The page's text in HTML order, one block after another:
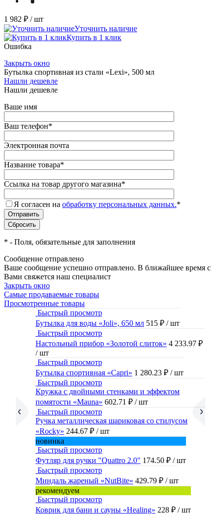
1 982 ₽ / шт
Уточнить наличие
Купить в 1 клик
Ошибка
Закрыть окно
Бутылка спортивная из стали «Lexi», 500 мл
Нашли дешевле
Нашли дешевле
Ваше имя
Ваш телефон*
Электронная почта
Название товара*
Ссылка на товар другого магазина*
Я согласен на обработку персональных данных.*
* - Поля, обязательные для заполнения
Сообщение отправлено
Ваше сообщение успешно отправлено. В ближайшее время с
Вами свяжется наш специалист
Закрыть окно
Самые продаваемые товары
Просмотренные товары
Быстрый просмотр
Бутылка для воды «Joli», 650 мл 515 ₽ / шт
Быстрый просмотр
Настольный прибор «Золотой слиток» 4 233.97 ₽
/ шт
Быстрый просмотр
Бутылка спортивная «Capri» 1 280.23 ₽ / шт
Быстрый просмотр
Кружка с двойными стенками и эффектом
помятости «Mauna» 602.71 ₽ / шт
Быстрый просмотр
Ручка металлическая шариковая со стилусом
«Rocky» 244.67 ₽ / шт
новинка
Быстрый просмотр
Футляр для ручки "Quattro 2.0" 174.50 ₽ / шт
Быстрый просмотр
Миндаль жареный «NutBite» 429.79 ₽ / шт
рекомендуем
Быстрый просмотр
Коврик для бани и сауны «Healing» 228 ₽ / шт